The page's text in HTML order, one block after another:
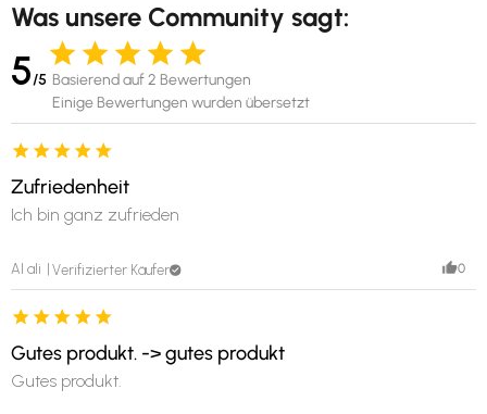
Was unsere Community sagt:
5/5 Basierend auf 2 Bewertungen
Einige Bewertungen wurden übersetzt
Al ali Verifizierter Käufer
Zufriedenheit
Ich bin ganz zufrieden
0
Gutes produkt. -> gutes produkt
Gutes produkt.